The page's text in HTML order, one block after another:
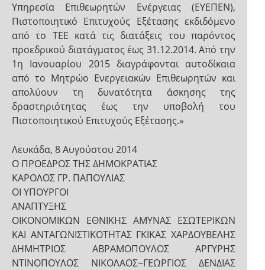
Υπηρεσία Επιθεωρητών Ενέργειας (ΕΥΕΠΕΝ),
Πιστοποιητικό Επιτυχούς Εξέτασης εκδιδόμενο
από το ΤΕΕ κατά τις διατάξεις του παρόντος
προεδρικού διατάγματος έως 31.12.2014. Από την
1η Ιανουαρίου 2015 διαγράφονται αυτοδίκαια
από το Μητρώο Ενεργειακών Επιθεωρητών και
απολύουν τη δυνατότητα άσκησης της
δραστηριότητας έως την υποβολή του
Πιστοποιητικού Επιτυχούς Εξέτασης.»
Λευκάδα, 8 Αυγούστου 2014
Ο ΠΡΟΕΔΡΟΣ ΤΗΣ ΔΗΜΟΚΡΑΤΙΑΣ
ΚΑΡΟΛΟΣ ΓΡ. ΠΑΠΟΥΛΙΑΣ
ΟI ΥΠΟΥΡΓΟI
ΑΝΑΠΤΥΞΗΣ
ΟΙΚΟΝΟΜΙΚΩΝ ΕΘΝΙΚΗΣ ΑΜΥΝΑΣ ΕΣΩΤΕΡΙΚΩΝ
ΚΑΙ ΑΝΤΑΓΩΝΙΣΤΙΚΟΤΗΤΑΣ ΓΚΙΚΑΣ ΧΑΡΔΟΥΒΕΛΗΣ
ΔΗΜΗΤΡΙΟΣ ΑΒΡΑΜΟΠΟΥΛΟΣ ΑΡΓΥΡΗΣ
ΝΤΙΝΟΠΟΥΛΟΣ ΝΙΚΟΛΑΟΣ−ΓΕΩΡΓΙΟΣ ΔΕΝΔΙΑΣ